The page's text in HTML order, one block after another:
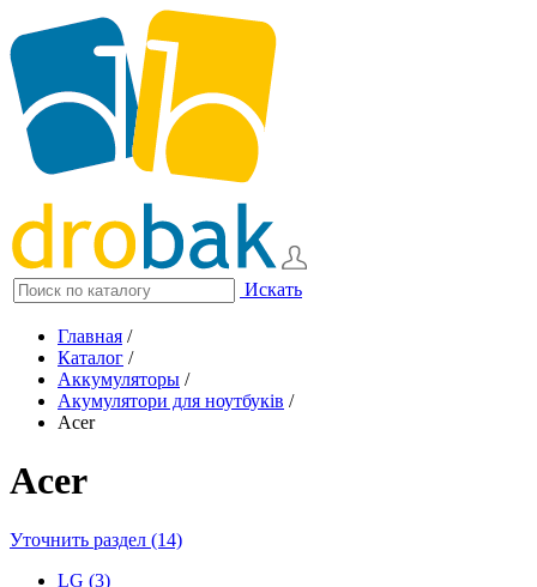
Искать
Главная /
Каталог /
Аккумуляторы /
Акумулятори для ноутбуків /
Acer
Acer
Уточнить раздел (14)
LG (3)